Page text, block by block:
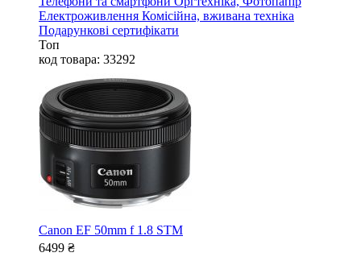
Електроживлення Комісійна, вживана техніка
Подарункові сертифікати
Топ
код товара: 33292
Canon EF 50mm f 1.8 STM
6499 ₴